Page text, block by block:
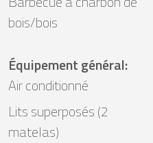
bois/bois
Équipement général:
Air conditionné
Lits superposés (2
matelas)